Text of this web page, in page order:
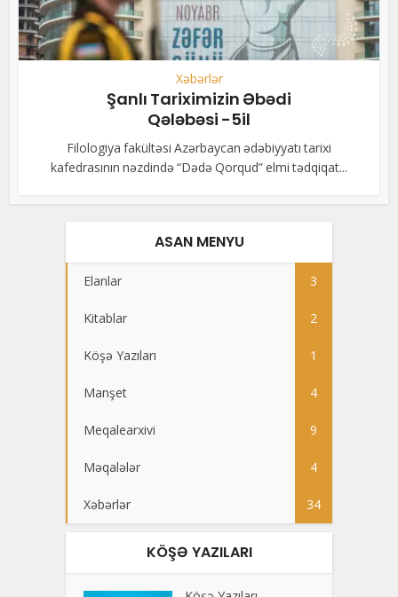
Xəbərlər
Şanlı Tariximizin Əbədi
Qələbəsi -5il
Filologiya fakültəsi Azərbaycan ədəbiyyatı tarixi
kafedrasının nəzdində “Dədə Qorqud” elmi tədqiqat...
ASAN MENYU
Elanlar 3
Kitablar 2
Köşə Yazıları 1
Manşet 4
Meqalearxivi 9
Məqalələr 4
Xəbərlər 34
KÖŞƏ YAZILARI